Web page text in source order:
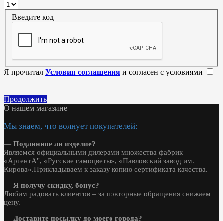
Введите код
Я прочитал Условия соглашения и согласен с условиями
Продолжить
О нашем магазине
Мы знаем, что волнует покупателей:
— Подлинное ли изделие?
Являемся официальными дилерами множества фабрик –
«АргентА", «Русские самоцветы», «Павловский завод им.
Кирова».Прикладываем к заказу копию сертификата качества.
— Я получу скидку, бонус?
Любим радовать клиентов – за повторные обращения снижаем
цену.
— Доставите посылку до моего города?